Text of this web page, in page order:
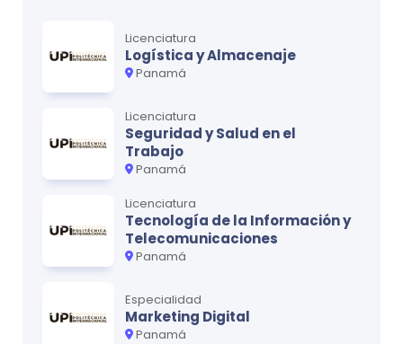
Ciclo3
CRÉDITOS
Inglés III
Mercadotecnia II
3
Licenciatura
Logística y Almacenaje
Panamá
Licenciatura
Seguridad y Salud en el
Trabajo
Panamá
Licenciatura
Tecnología de la Información y
Telecomunicaciones
Panamá
Especialidad
Marketing Digital
Panamá